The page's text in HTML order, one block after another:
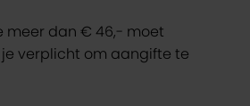
meer dan € 46,- moet
verplicht om aangifte te